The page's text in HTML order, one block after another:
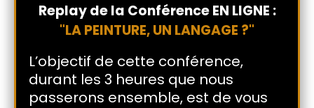
Replay de la Conférence EN LIGNE :
"LA PEINTURE, UN LANGAGE ?"
L’objectif de cette conférence,
durant les 3 heures que nous
passerons ensemble, est de vous